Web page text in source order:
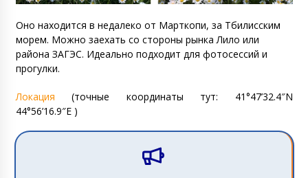
Оно находится в недалеко от Марткопи, за Тбилисским
морем. Можно заехать со стороны рынка Лило или
района ЗАГЭС. Идеально подходит для фотосессий и
прогулки.
Локация (точные координаты тут: 41°47’32.4″N
44°56’16.9″E )